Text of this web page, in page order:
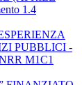
1.4
PUBBLICI -
M1C1